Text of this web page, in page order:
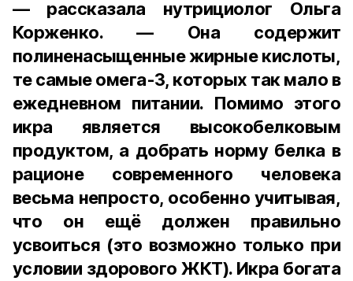
— рассказала нутрициолог Ольга
Корженко. — Она содержит
полиненасыщенные жирные кислоты,
те самые омега-3, которых так мало в
ежедневном питании. Помимо этого
икра является высокобелковым
продуктом, а добрать норму белка в
рационе современного человека
весьма непросто, особенно учитывая,
что он ещё должен правильно
усвоиться (это возможно только при
условии здорового ЖКТ). Икра богата